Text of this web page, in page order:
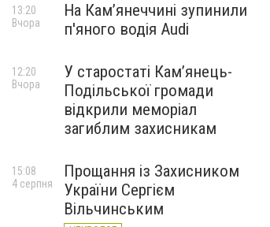
На Камʼянеччині зупинили
п'яного водія Audi
13:20
Вчора
У старостаті Кам’янець-
Подільської громади
відкрили меморіал
загиблим захисникам
12:20
Вчора
Прощання із Захисником
України Сергієм
Вільчинським
15:08
4 серпня